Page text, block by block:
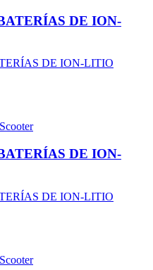
DE ION-
DE ION-